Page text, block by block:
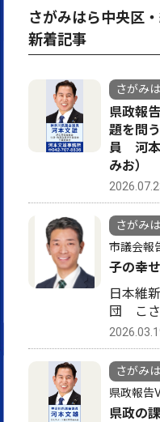
さがみはら中央区
新着記事
さがみ
県政報
題を問
員 河本
みお）
さがみ
市議会報
子の幸
日本維
団 こ
さがみ
県政報告
県政の